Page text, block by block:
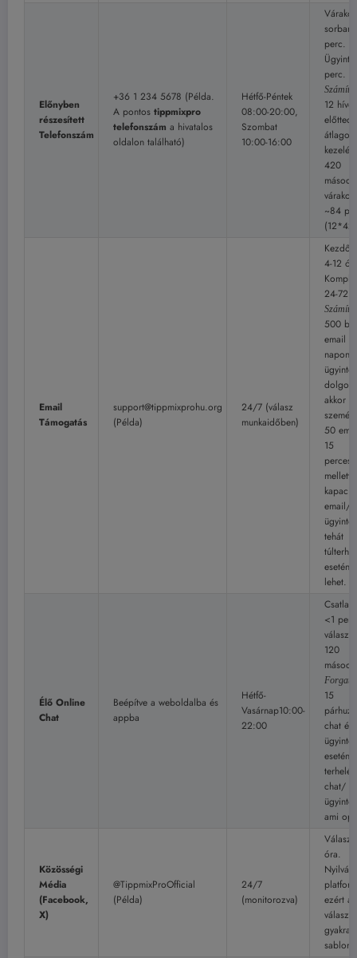
Előnyben
részesített
Telefonszám
+36 1 234 5678 (Példa.
A pontos tippmixpro
telefonszám a hivatalos
oldalon található)
Hétfő-Péntek
08:00-20:00,
Szombat
10:00-16:00
perc.
perc.
12 hívó
előtted
átlagos
420
~84
Email
Támogatás
support@tippmixprohu.org
(Példa)
24/7 (válasz
munkaidőben)
Kezdő
4-12
24-72
500
email
akkor
50
15
mellett
email/
tehát
esetén
lehet.
Élő Online
Chat
Beépítve a weboldalba és
appba
Hétfő-
Vasárnap10:00-
22:00
<1
válasz:
120
15
chat és
esetén a
chat/
ami
Közösségi
Média
(Facebook,
X)
@TippmixProOfficial
(Példa)
24/7
(monitorozva)
Válasz:
óra.
ezért a
gyakran